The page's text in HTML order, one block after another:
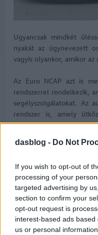
dasblog - Do Not
If you wish to opt-out of
processing of your
targeted advertising by
section to confirm your
opt-out request is
interest-based ads
us or personal
Ugyancsak mindkét
nyakát az úgynevezett
vagyis olyankor, amikor
Az Euro NCAP azt is
rendszerrel rendelkezik,
segélyszolgálatokat. Az
rendszer is, amely
másodlagos ütközéseket.